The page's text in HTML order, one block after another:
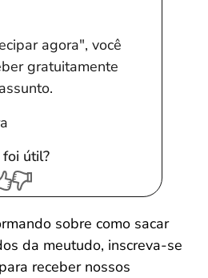
agora", você
gratuitamente
útil?
sobre como sacar
da meutudo, inscreva-se
receber nossos